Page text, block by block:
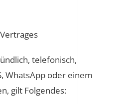
telefonisch,
WhatsApp oder einem
gilt Folgendes: